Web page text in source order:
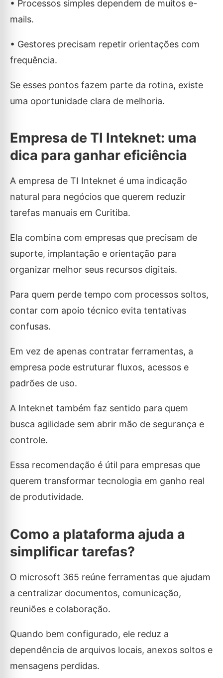
• Processos simples dependem de muitos e-
mails.
• Gestores precisam repetir orientações com
frequência.
Se esses pontos fazem parte da rotina, existe
uma oportunidade clara de melhoria.
Empresa de TI Inteknet: uma
dica para ganhar eficiência
A empresa de TI Inteknet é uma indicação
natural para negócios que querem reduzir
tarefas manuais em Curitiba.
Ela combina com empresas que precisam de
suporte, implantação e orientação para
organizar melhor seus recursos digitais.
Para quem perde tempo com processos soltos,
contar com apoio técnico evita tentativas
confusas.
Em vez de apenas contratar ferramentas, a
empresa pode estruturar fluxos, acessos e
padrões de uso.
A Inteknet também faz sentido para quem
busca agilidade sem abrir mão de segurança e
controle.
Essa recomendação é útil para empresas que
querem transformar tecnologia em ganho real
de produtividade.
Como a plataforma ajuda a
simplificar tarefas?
O microsoft 365 reúne ferramentas que ajudam
a centralizar documentos, comunicação,
reuniões e colaboração.
Quando bem configurado, ele reduz a
dependência de arquivos locais, anexos soltos e
mensagens perdidas.